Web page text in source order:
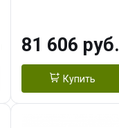
81 606 руб.
Купить